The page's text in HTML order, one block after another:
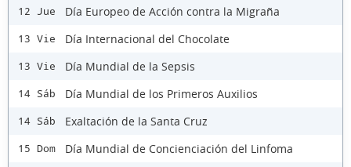
12 Jue Día Europeo de Acción contra la Migraña
13 Vie Día Internacional del Chocolate
13 Vie Día Mundial de la Sepsis
14 Sáb Día Mundial de los Primeros Auxilios
14 Sáb Exaltación de la Santa Cruz
15 Dom Día Mundial de Concienciación del Linfoma